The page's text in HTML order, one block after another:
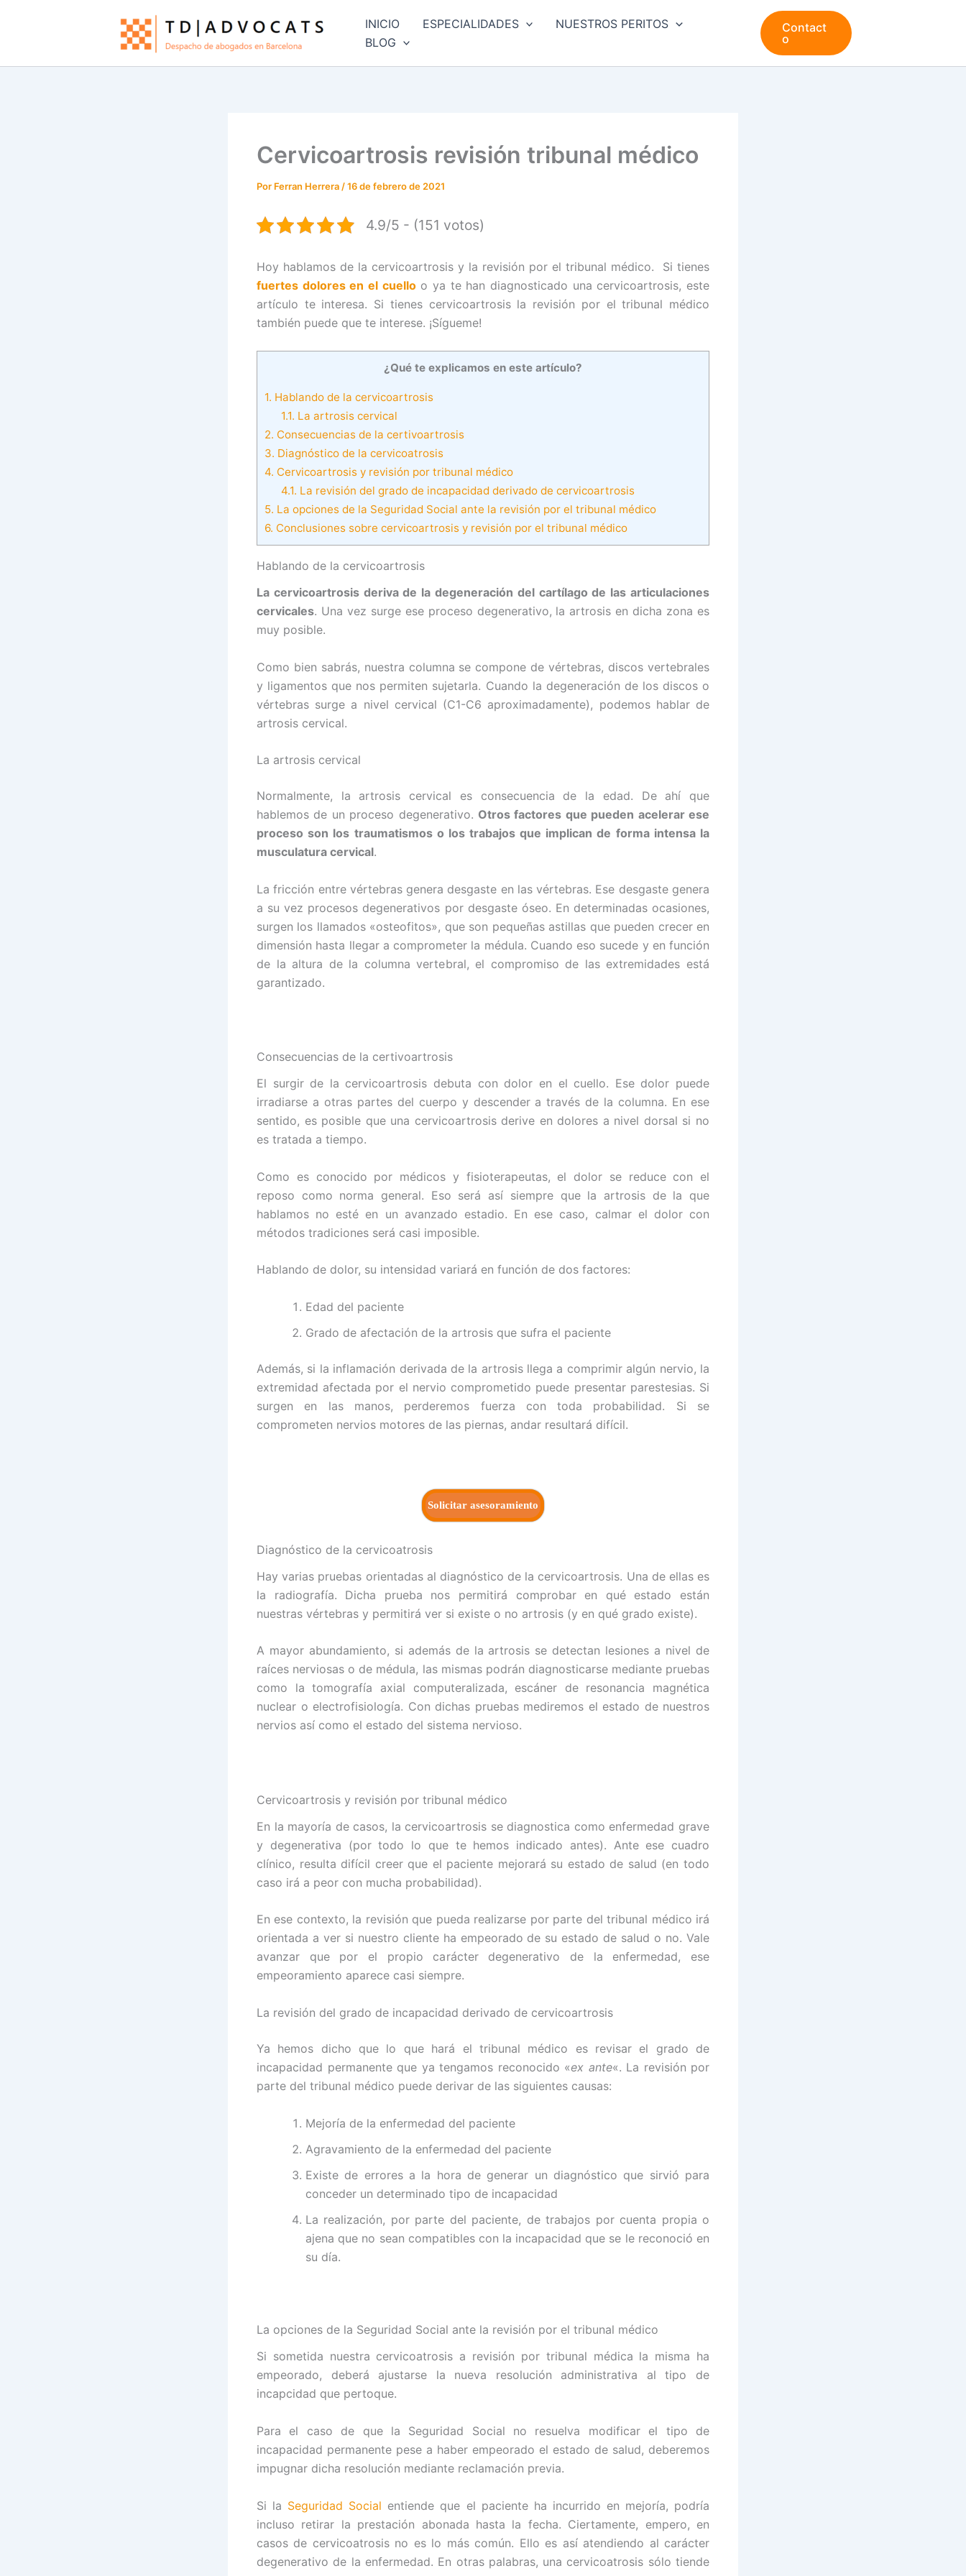
INICIO ESPECIALIDADES
NUESTROS PERITOS
BLOG
Contact
o
Cervicoartrosis revisión tribunal médico
Por Ferran Herrera /16 de febrero de 2021
4.9/5 - (151 votos)
Hoy hablamos de la cervicoartrosis y la revisión por el tribunal médico. Si tienes
fuertes dolores en el cuelloo ya te han diagnosticado una cervicoartrosis, este
artículo te interesa. Si tienes cervicoartrosis la revisión por el tribunal médico
también puede que te interese. ¡Sígueme!
¿Qué te explicamos en este artículo?
1. Hablando de la cervicoartrosis
1.1. La artrosis cervical
2. Consecuencias de la certivoartrosis
3. Diagnóstico de la cervicoatrosis
4. Cervicoartrosis y revisión por tribunal médico
4.1. La revisión del grado de incapacidad derivado de cervicoartrosis
5. La opciones de la Seguridad Social ante la revisión por el tribunal médico
6. Conclusiones sobre cervicoartrosis y revisión por el tribunal médico
Hablando de la cervicoartrosis
La cervicoartrosis deriva de la degeneración del cartílago de las articulaciones
cervicales. Una vez surge ese proceso degenerativo, la artrosis en dicha zona es
muy posible.
Como bien sabrás, nuestra columna se compone de vértebras, discos vertebrales
y ligamentos que nos permiten sujetarla. Cuando la degeneración de los discos o
vértebras surge a nivel cervical (C1-C6 aproximadamente), podemos hablar de
artrosis cervical.
La artrosis cervical
Normalmente, la artrosis cervical es consecuencia de la edad. De ahí que
hablemos de un proceso degenerativo. Otros factores que pueden acelerar ese
proceso son los traumatismos o los trabajos que implican de forma intensa la
musculatura cervical.
La fricción entre vértebras genera desgaste en las vértebras. Ese desgaste genera
a su vez procesos degenerativos por desgaste óseo. En determinadas ocasiones,
surgen los llamados «osteofitos», que son pequeñas astillas que pueden crecer en
dimensión hasta llegar a comprometer la médula. Cuando eso sucede y en función
de la altura de la columna vertebral, el compromiso de las extremidades está
garantizado.
Consecuencias de la certivoartrosis
El surgir de la cervicoartrosis debuta con dolor en el cuello. Ese dolor puede
irradiarse a otras partes del cuerpo y descender a través de la columna. En ese
sentido, es posible que una cervicoartrosis derive en dolores a nivel dorsal si no
es tratada a tiempo.
Como es conocido por médicos y fisioterapeutas, el dolor se reduce con el
reposo como norma general. Eso será así siempre que la artrosis de la que
hablamos no esté en un avanzado estadio. En ese caso, calmar el dolor con
métodos tradiciones será casi imposible.
Hablando de dolor, su intensidad variará en función de dos factores:
Edad del paciente
Grado de afectación de la artrosis que sufra el paciente
Además, si la inflamación derivada de la artrosis llega a comprimir algún nervio, la
extremidad afectada por el nervio comprometido puede presentar parestesias. Si
surgen en las manos, perderemos fuerza con toda probabilidad. Si se
comprometen nervios motores de las piernas, andar resultará difícil.
Solicitar asesoramiento
Diagnóstico de la cervicoatrosis
Hay varias pruebas orientadas al diagnóstico de la cervicoartrosis. Una de ellas es
la radiografía. Dicha prueba nos permitirá comprobar en qué estado están
nuestras vértebras y permitirá ver si existe o no artrosis (y en qué grado existe).
A mayor abundamiento, si además de la artrosis se detectan lesiones a nivel de
raíces nerviosas o de médula, las mismas podrán diagnosticarse mediante pruebas
como la tomografía axial computeralizada, escáner de resonancia magnética
nuclear o electrofisiología. Con dichas pruebas mediremos el estado de nuestros
nervios así como el estado del sistema nervioso.
Cervicoartrosis y revisión por tribunal médico
En la mayoría de casos, la cervicoartrosis se diagnostica como enfermedad grave
y degenerativa (por todo lo que te hemos indicado antes). Ante ese cuadro
clínico, resulta difícil creer que el paciente mejorará su estado de salud (en todo
caso irá a peor con mucha probabilidad).
En ese contexto, la revisión que pueda realizarse por parte del tribunal médico irá
orientada a ver si nuestro cliente ha empeorado de su estado de salud o no. Vale
avanzar que por el propio carácter degenerativo de la enfermedad, ese
empeoramiento aparece casi siempre.
La revisión del grado de incapacidad derivado de cervicoartrosis
Ya hemos dicho que lo que hará el tribunal médico es revisar el grado de
incapacidad permanente que ya tengamos reconocido «ex ante«. La revisión por
parte del tribunal médico puede derivar de las siguientes causas:
Mejoría de la enfermedad del paciente
Agravamiento de la enfermedad del paciente
Existe de errores a la hora de generar un diagnóstico que sirvió para
conceder un determinado tipo de incapacidad
La realización, por parte del paciente, de trabajos por cuenta propia o
ajena que no sean compatibles con la incapacidad que se le reconoció en
su día.
La opciones de la Seguridad Social ante la revisión por el tribunal médico
Si sometida nuestra cervicoatrosis a revisión por tribunal médica la misma ha
empeorado, deberá ajustarse la nueva resolución administrativa al tipo de
incapcidad que pertoque.
Para el caso de que la Seguridad Social no resuelva modificar el tipo de
incapacidad permanente pese a haber empeorado el estado de salud, deberemos
impugnar dicha resolución mediante reclamación previa.
Si la Seguridad Social entiende que el paciente ha incurrido en mejoría, podría
incluso retirar la prestación abonada hasta la fecha. Ciertamente, empero, en
casos de cervicoatrosis no es lo más común. Ello es así atendiendo al carácter
degenerativo de la enfermedad. En otras palabras, una cervicoatrosis sólo tiende